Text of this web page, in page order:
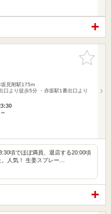
お気に入
りに追加
坂見附駅175m
口より徒歩5分 ・赤坂駅1番出口より
頃でほぼ満員、退店する20:00頃
人気！ 生姜スプレー…